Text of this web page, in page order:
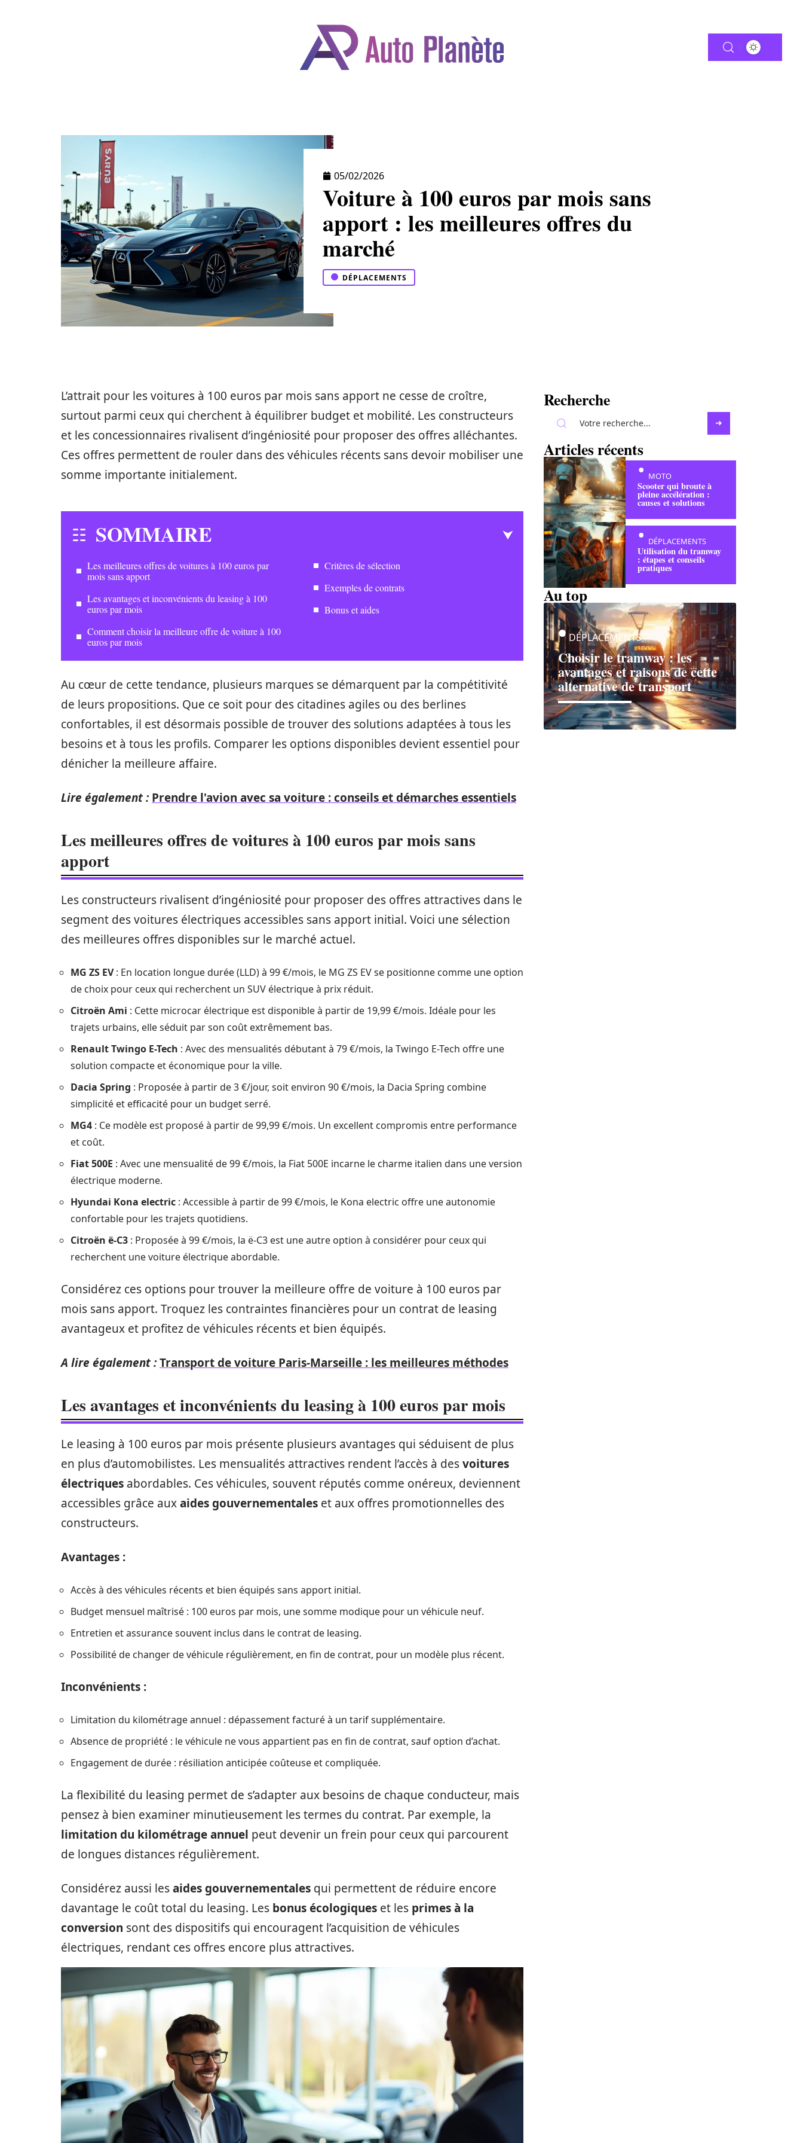
05/02/2026
Voiture à 100 euros par mois sans
apport : les meilleures offres du
marché
DÉPLACEMENTS
L’attrait pour les voitures à 100 euros par mois sans apport ne cesse de croître,
surtout parmi ceux qui cherchent à équilibrer budget et mobilité. Les constructeurs
et les concessionnaires rivalisent d’ingéniosité pour proposer des offres alléchantes.
Ces offres permettent de rouler dans des véhicules récents sans devoir mobiliser une
somme importante initialement.
SOMMAIRE
Les meilleures offres de voitures à 100 euros par
mois sans apport
Les avantages et inconvénients du leasing à 100
euros par mois
Comment choisir la meilleure offre de voiture à 100
euros par mois
Critères de sélection
Exemples de contrats
Bonus et aides
Au cœur de cette tendance, plusieurs marques se démarquent par la compétitivité
de leurs propositions. Que ce soit pour des citadines agiles ou des berlines
confortables, il est désormais possible de trouver des solutions adaptées à tous les
besoins et à tous les profils. Comparer les options disponibles devient essentiel pour
dénicher la meilleure affaire.
Lire également : Prendre l'avion avec sa voiture : conseils et démarches essentiels
Les meilleures offres de voitures à 100 euros par mois sans
apport
Les constructeurs rivalisent d’ingéniosité pour proposer des offres attractives dans le
segment des voitures électriques accessibles sans apport initial. Voici une sélection
des meilleures offres disponibles sur le marché actuel.
MG ZS EV: En location longue durée (LLD) à 99 €/mois, le MG ZS EV se positionne comme une option
de choix pour ceux qui recherchent un SUV électrique à prix réduit.
Citroën Ami : Cette microcar électrique est disponible à partir de 19,99 €/mois. Idéale pour les
trajets urbains, elle séduit par son coût extrêmement bas.
Renault Twingo E-Tech : Avec des mensualités débutant à 79 €/mois, la Twingo E-Tech offre une
solution compacte et économique pour la ville.
Dacia Spring : Proposée à partir de 3 €/jour, soit environ 90 €/mois, la Dacia Spring combine
simplicité et efficacité pour un budget serré.
MG4 : Ce modèle est proposé à partir de 99,99 €/mois. Un excellent compromis entre performance
et coût.
Fiat 500E : Avec une mensualité de 99 €/mois, la Fiat 500E incarne le charme italien dans une version
électrique moderne.
Hyundai Kona electric : Accessible à partir de 99 €/mois, le Kona electric offre une autonomie
confortable pour les trajets quotidiens.
Citroën ë-C3 : Proposée à 99 €/mois, la ë-C3 est une autre option à considérer pour ceux qui
recherchent une voiture électrique abordable.
Considérez ces options pour trouver la meilleure offre de voiture à 100 euros par
mois sans apport. Troquez les contraintes financières pour un contrat de leasing
avantageux et profitez de véhicules récents et bien équipés.
A lire également :Transport de voiture Paris-Marseille : les meilleures méthodes
Les avantages et inconvénients du leasing à 100 euros par mois
Le leasing à 100 euros par mois présente plusieurs avantages qui séduisent de plus
en plus d’automobilistes. Les mensualités attractives rendent l’accès à desvoitures
électriques abordables. Ces véhicules, souvent réputés comme onéreux, deviennent
accessibles grâce auxaides gouvernementales et aux offres promotionnelles des
constructeurs.
Avantages :
Accès à des véhicules récents et bien équipés sans apport initial.
Budget mensuel maîtrisé : 100 euros par mois, une somme modique pour un véhicule neuf.
Entretien et assurance souvent inclus dans le contrat de leasing.
Possibilité de changer de véhicule régulièrement, en fin de contrat, pour un modèle plus récent.
Inconvénients :
Limitation du kilométrage annuel : dépassement facturé à un tarif supplémentaire.
Absence de propriété : le véhicule ne vous appartient pas en fin de contrat, sauf option d’achat.
Engagement de durée : résiliation anticipée coûteuse et compliquée.
La flexibilité du leasing permet de s’adapter aux besoins de chaque conducteur, mais
pensez à bien examiner minutieusement les termes du contrat. Par exemple, la
limitation du kilométrage annuel peut devenir un frein pour ceux qui parcourent
de longues distances régulièrement.
Considérez aussi lesaides gouvernementales qui permettent de réduire encore
davantage le coût total du leasing. Les bonus écologiques et les primes à la
conversion sont des dispositifs qui encouragent l’acquisition de véhicules
électriques, rendant ces offres encore plus attractives.
Recherche
Articles récents
MOTO
Scooter qui broute à
pleine accélération :
causes et solutions
DÉPLACEMENTS
Utilisation du tramway
: étapes et conseils
pratiques
Au top
Choisir le tramway : les
avantages et raisons de cette
alternative de transport
DÉPLACEMENTS